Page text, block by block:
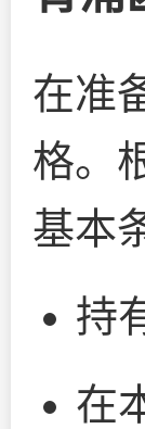
在准
格。
基本
持
在